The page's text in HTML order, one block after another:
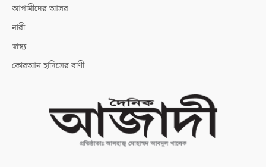
আগামীদের আসর
নারী
স্বাস্থ্য
কোরআন হাদিসের বাণী